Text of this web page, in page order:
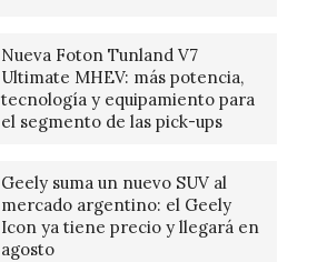
Nueva Foton Tunland V7
Ultimate MHEV: más potencia,
tecnología y equipamiento para
el segmento de las pick-ups
Geely suma un nuevo SUV al
mercado argentino: el Geely
Icon ya tiene precio y llegará en
agosto